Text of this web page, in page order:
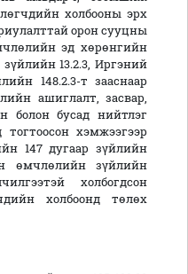
холбооны эрх
орон сууцны
эд хөрөнгийн
13.2.3, Иргэний
148.2.3-т зааснаар
ашиглалт, засвар,
болон бусад нийтлэг
тогтоосон хэмжээгээр
147 дугаар зүйлийн
өмчлөлийн зүйлийн
холбогдсон
холбоонд төлөх